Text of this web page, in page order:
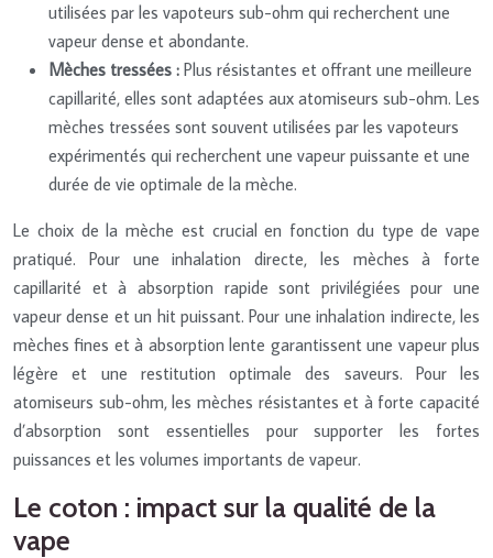
utilisées par les vapoteurs sub-ohm qui recherchent une
vapeur dense et abondante.
Mèches tressées : Plus résistantes et offrant une meilleure
capillarité, elles sont adaptées aux atomiseurs sub-ohm. Les
mèches tressées sont souvent utilisées par les vapoteurs
expérimentés qui recherchent une vapeur puissante et une
durée de vie optimale de la mèche.
Le choix de la mèche est crucial en fonction du type de vape
pratiqué. Pour une inhalation directe, les mèches à forte
capillarité et à absorption rapide sont privilégiées pour une
vapeur dense et un hit puissant. Pour une inhalation indirecte, les
mèches fines et à absorption lente garantissent une vapeur plus
légère et une restitution optimale des saveurs. Pour les
atomiseurs sub-ohm, les mèches résistantes et à forte capacité
d’absorption sont essentielles pour supporter les fortes
puissances et les volumes importants de vapeur.
Le coton : impact sur la qualité de la
vape